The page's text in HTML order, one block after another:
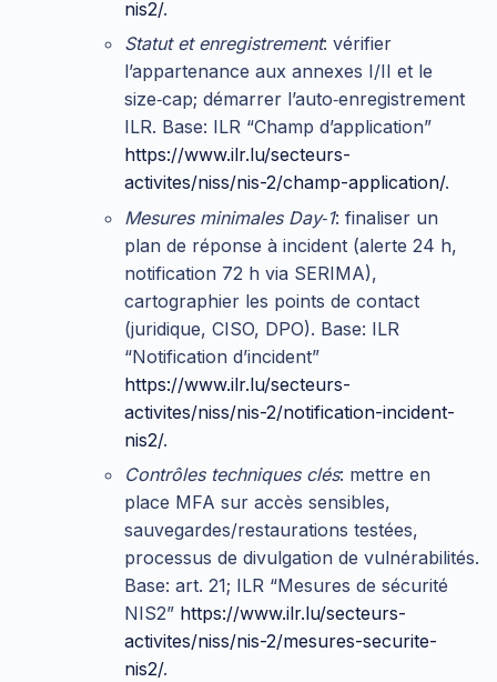
nis2/.
Statut et enregistrement: vérifier
l’appartenance aux annexes I/II et le
size‑cap; démarrer l’auto‑enregistrement
ILR. Base: ILR “Champ d’application”
https://www.ilr.lu/secteurs-
activites/niss/nis-2/champ-application/.
Mesures minimales Day‑1: finaliser un
plan de réponse à incident (alerte 24 h,
notification 72 h via SERIMA),
cartographier les points de contact
(juridique, CISO, DPO). Base: ILR
“Notification d’incident”
https://www.ilr.lu/secteurs-
activites/niss/nis-2/notification-incident-
nis2/.
Contrôles techniques clés: mettre en
place MFA sur accès sensibles,
sauvegardes/restaurations testées,
processus de divulgation de vulnérabilités.
Base: art. 21; ILR “Mesures de sécurité
NIS2” https://www.ilr.lu/secteurs-
activites/niss/nis-2/mesures-securite-
nis2/.